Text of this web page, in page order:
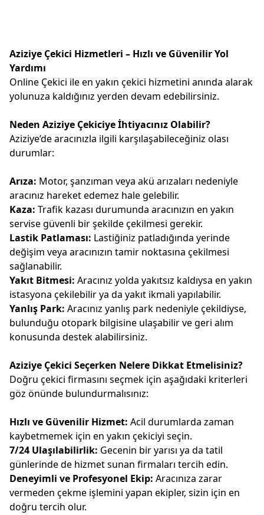
Aziziye Çekici Hizmetleri – Hızlı ve Güvenilir Yol
Yardımı
Online Çekici ile en yakın çekici hizmetini anında alarak
yolunuza kaldığınız yerden devam edebilirsiniz.
Neden Aziziye Çekiciye İhtiyacınız Olabilir?
Aziziye’de aracınızla ilgili karşılaşabileceğiniz olası
durumlar:
Arıza: Motor, şanzıman veya akü arızaları nedeniyle
aracınız hareket edemez hale gelebilir.
Kaza: Trafik kazası durumunda aracınızın en yakın
servise güvenli bir şekilde çekilmesi gerekir.
Lastik Patlaması: Lastiğiniz patladığında yerinde
değişim veya aracınızın tamir noktasına çekilmesi
sağlanabilir.
Yakıt Bitmesi: Aracınız yolda yakıtsız kaldıysa en yakın
istasyona çekilebilir ya da yakıt ikmali yapılabilir.
Yanlış Park: Aracınız yanlış park nedeniyle çekildiyse,
bulunduğu otopark bilgisine ulaşabilir ve geri alım
konusunda destek alabilirsiniz.
Aziziye Çekici Seçerken Nelere Dikkat Etmelisiniz?
Doğru çekici firmasını seçmek için aşağıdaki kriterleri
göz önünde bulundurmalısınız:
Hızlı ve Güvenilir Hizmet: Acil durumlarda zaman
kaybetmemek için en yakın çekiciyi seçin.
7/24 Ulaşılabilirlik: Gecenin bir yarısı ya da tatil
günlerinde de hizmet sunan firmaları tercih edin.
Deneyimli ve Profesyonel Ekip: Aracınıza zarar
vermeden çekme işlemini yapan ekipler, sizin için en
doğru tercih olur.